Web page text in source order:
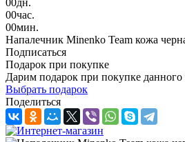
00час.
00мин.
Напалечник Minenko Team кожа
Подписаться
Подарок при покупке
Дарим подарок при покупке данного
Выбрать подарок
Поделиться